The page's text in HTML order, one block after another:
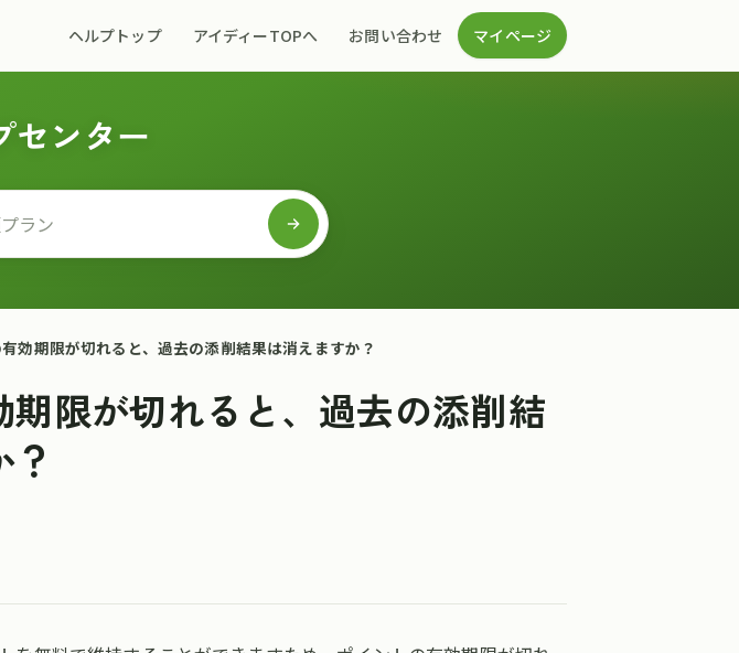
ヘルプトップ アイディーTOPへ お問い合わせ マイページ
センター
効期限が切れると、過去の添削結果は消えますか？
期限が切れると、過去の添削結